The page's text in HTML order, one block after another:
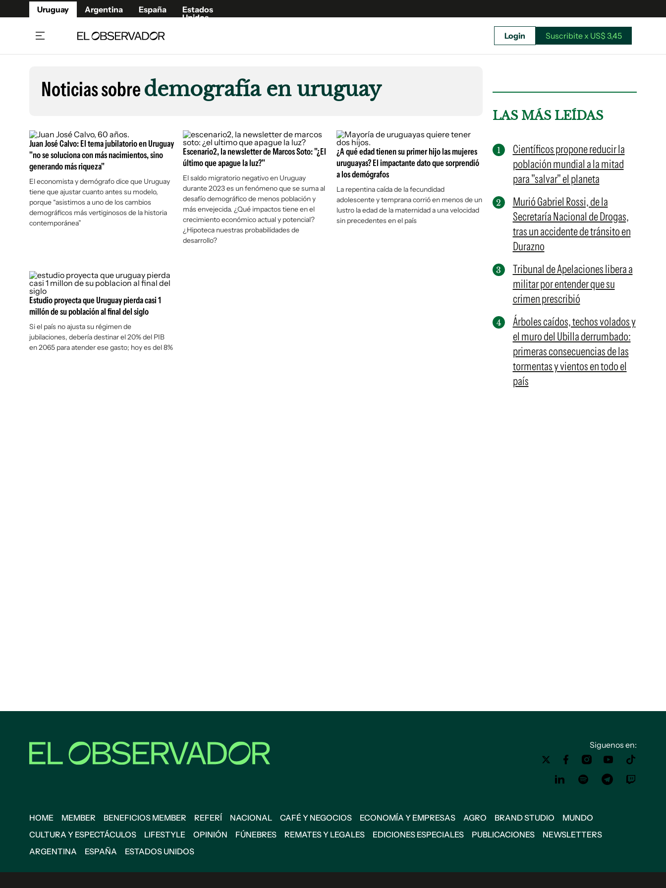
Uruguay Argentina España
Estados
Unidos
Beneficios Member
Café y Negocios
Economía y Empresas
Agro
Brand Studio
Mundo
Cultura y Espectáculos
Fúnebres
Publicaciones
Newsletters
Argentina
España
Estados Unidos
Suscribite x US$ 3,45
Siguenos en:
Login Suscribite x US$ 3,45
Noticias sobredemografía en uruguay
Juan José Calvo: El tema jubilatorio en Uruguay
"no se soluciona con más nacimientos, sino
generando más riqueza"
El economista y demógrafo dice que Uruguay
tiene que ajustar cuanto antes su modelo,
porque “asistimos a uno de los cambios
demográficos más vertiginosos de la historia
contemporánea”
Escenario2, la newsletter de Marcos Soto: "¿El
último que apague la luz?"
El saldo migratorio negativo en Uruguay
durante 2023 es un fenómeno que se suma al
desafío demográfico de menos población y
más envejecida. ¿Qué impactos tiene en el
crecimiento económico actual y potencial?
¿Hipoteca nuestras probabilidades de
desarrollo?
¿A qué edad tienen su primer hijo las mujeres
uruguayas? El impactante dato que sorprendió
a los demógrafos
La repentina caída de la fecundidad
adolescente y temprana corrió en menos de un
lustro la edad de la maternidad a una velocidad
sin precedentes en el país
Estudio proyecta que Uruguay pierda casi 1
millón de su población al final del siglo
Si el país no ajusta su régimen de
jubilaciones, debería destinar el 20% del PIB
en 2065 para atender ese gasto; hoy es del 8%
LAS MÁS LEÍDAS
Científicos propone reducir la
población mundial a la mitad
para "salvar" el planeta
Murió Gabriel Rossi, de la
Secretaría Nacional de Drogas,
tras un accidente de tránsito en
Durazno
Tribunal de Apelaciones libera a
militar por entender que su
crimen prescribió
Árboles caídos, techos volados y
el muro del Ubilla derrumbado:
primeras consecuencias de las
tormentas y vientos en todo el
país
Siguenos en:
HOME MEMBER BENEFICIOS MEMBER REFERÍ NACIONAL CAFÉ Y NEGOCIOS ECONOMÍA Y EMPRESAS AGRO BRAND STUDIO
MUNDO
CULTURA Y ESPECTÁCULOS
LIFESTYLE OPINIÓN FÚNEBRES REMATES Y LEGALES EDICIONES ESPECIALES PUBLICACIONES
NEWSLETTERS
ARGENTINA
ESPAÑA ESTADOS UNIDOS